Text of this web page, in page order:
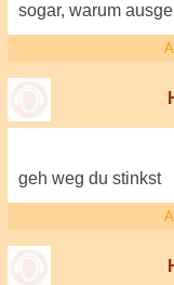
sogar, warum
geh weg du stinkst